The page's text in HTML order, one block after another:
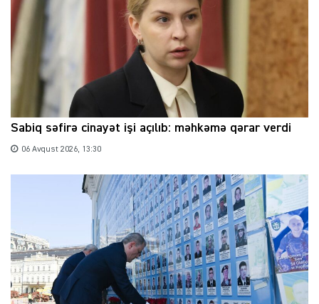
Sabiq səfirə cinayət işi açılıb: məhkəmə qərar verdi
06 Avqust 2026, 13:30